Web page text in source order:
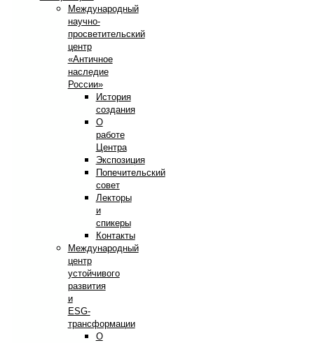
Международный
научно-
просветительский
центр
«Античное
наследие
России»
История
создания
О
работе
Центра
Экспозиция
Попечительский
совет
Лекторы
и
спикеры
Контакты
Международный
центр
устойчивого
развития
и
ESG-
трансформации
О